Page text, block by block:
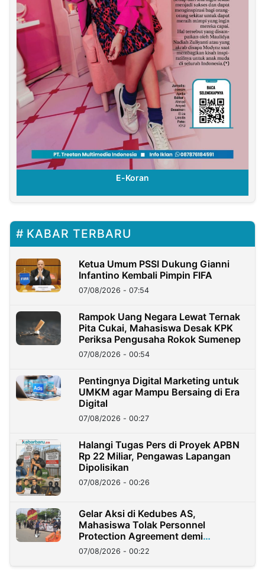
E-Koran
KABAR TERBARU
Ketua Umum PSSI Dukung Gianni
Infantino Kembali Pimpin FIFA
07/08/2026 - 07:54
Rampok Uang Negara Lewat Ternak
Pita Cukai, Mahasiswa Desak KPK
Periksa Pengusaha Rokok Sumenep
07/08/2026 - 00:54
Pentingnya Digital Marketing untuk
UMKM agar Mampu Bersaing di Era
Digital
07/08/2026 - 00:27
Halangi Tugas Pers di Proyek APBN
Rp 22 Miliar, Pengawas Lapangan
Dipolisikan
07/08/2026 - 00:26
Gelar Aksi di Kedubes AS,
Mahasiswa Tolak Personnel
Protection Agreement demi
Kedaulatan Negara
07/08/2026 - 00:22